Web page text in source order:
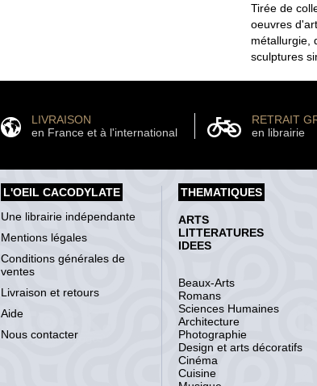
Tirée de
oeuvres
métallurgie,
sculptures
LIVRAISON
en France et à l'international
RETRAIT
en librairie
L'OEIL CACODYLATE
Une librairie indépendante
Mentions légales
Conditions générales de
ventes
Livraison et retours
Aide
Nous contacter
THEMATIQUES
ARTS
LITTERATURES
IDEES
Beaux-Arts
Romans
Sciences Humaines
Architecture
Photographie
Design et arts décoratifs
Cinéma
Cuisine